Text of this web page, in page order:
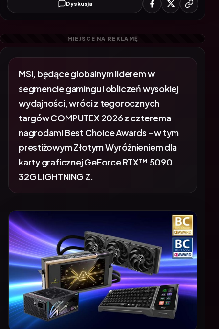
Dyskusja
segmencie gamingu i obliczeń wysokiej
wydajności, wróci z tegorocznych
targów COMPUTEX 2026 z czterema
nagrodami Best Choice Awards – w tym
prestiżowym Złotym Wyróżnieniem dla
karty graficznej GeForce RTX™ 5090
32G LIGHTNING Z.